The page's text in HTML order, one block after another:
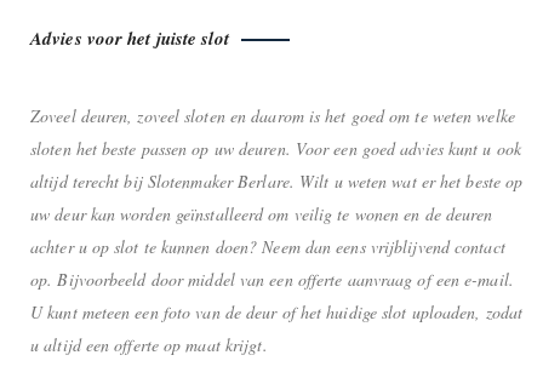
Advies voor het juiste slot
Zoveel deuren, zoveel sloten en daarom is het goed om te weten welke
sloten het beste passen op uw deuren. Voor een goed advies kunt u ook
altijd terecht bij Slotenmaker Berlare. Wilt u weten wat er het beste op
uw deur kan worden geïnstalleerd om veilig te wonen en de deuren
achter u op slot te kunnen doen? Neem dan eens vrijblijvend contact
op. Bijvoorbeeld door middel van een offerte aanvraag of een e-mail.
U kunt meteen een foto van de deur of het huidige slot uploaden, zodat
u altijd een offerte op maat krijgt.